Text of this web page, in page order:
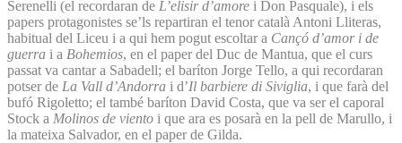
Serenelli (el recordaran de L’elisir d’amore i Don Pasquale), i els
papers protagonistes se’ls repartiran el tenor català Antoni Lliteras,
habitual del Liceu i a qui hem pogut escoltar a Cançó d’amor i de
guerra i a Bohemios, en el paper del Duc de Mantua, que el curs
passat va cantar a Sabadell; el baríton Jorge Tello, a qui recordaran
potser de La Vall d’Andorra i d’Il barbiere di Siviglia, i que farà del
bufó Rigoletto; el també baríton David Costa, que va ser el caporal
Stock a Molinos de viento i que ara es posarà en la pell de Marullo, i
la mateixa Salvador, en el paper de Gilda.